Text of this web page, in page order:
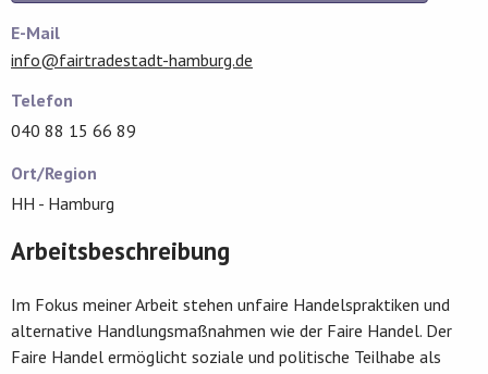
E-Mail
info@fairtradestadt-hamburg.de
Telefon
040 88 15 66 89
Ort/Region
HH - Hamburg
Arbeitsbeschreibung
Im Fokus meiner Arbeit stehen unfaire Handelspraktiken und
alternative Handlungsmaßnahmen wie der Faire Handel. Der
Faire Handel ermöglicht soziale und politische Teilhabe als